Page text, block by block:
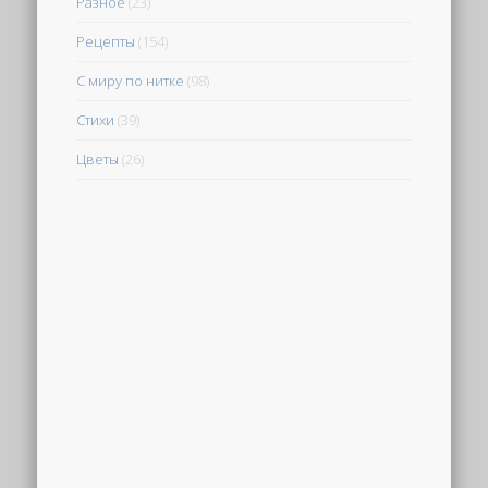
Рецепты (154)
С миру по нитке (98)
Стихи (39)
Цветы (26)